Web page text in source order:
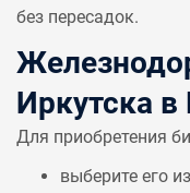
без пересадок.
Иркутска
Для приобретения
выберите его